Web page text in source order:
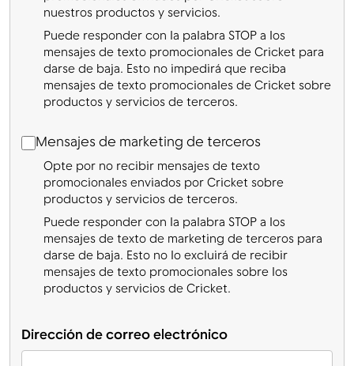
nuestros productos y servicios.
Puede responder con la palabra STOP a los
mensajes de texto promocionales de Cricket para
darse de baja. Esto no impedirá que reciba
mensajes de texto promocionales de Cricket sobre
productos y servicios de terceros.
Mensajes de marketing de terceros
Mensajes de marketing de terceros
Opte por no recibir mensajes de texto
promocionales enviados por Cricket sobre
productos y servicios de terceros.
Puede responder con la palabra STOP a los
mensajes de texto de marketing de terceros para
darse de baja. Esto no lo excluirá de recibir
mensajes de texto promocionales sobre los
productos y servicios de Cricket.
Dirección de correo electrónico
Dirección de correo electrónico